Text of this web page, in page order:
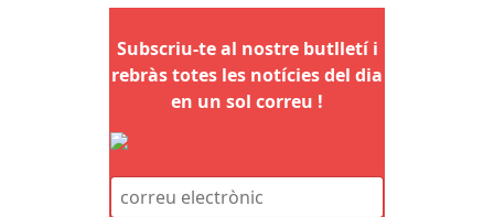
Subscriu-te al nostre butlletí i
rebràs totes les notícies del dia
en un sol correu !